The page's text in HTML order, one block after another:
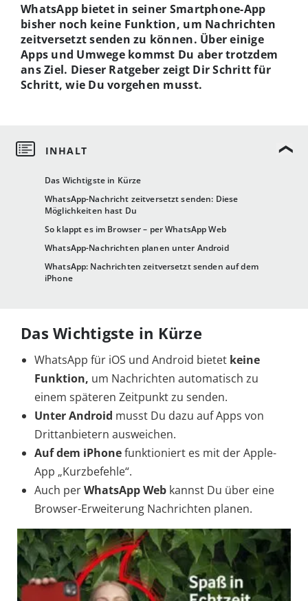
Das Wichtigste in Kürze
WhatsApp-Nachricht zeitversetzt senden: Diese
Möglichkeiten hast Du
So klappt es im Browser – per WhatsApp Web
WhatsApp-Nachrichten planen unter Android
WhatsApp: Nachrichten zeitversetzt senden auf dem
iPhone
WhatsApp bietet in seiner Smartphone-App
bisher noch keine Funktion, um Nachrichten
zeitversetzt senden zu können. Über einige
Apps und Umwege kommst Du aber trotzdem
ans Ziel. Dieser Ratgeber zeigt Dir Schritt für
Schritt, wie Du vorgehen musst.
Das Wichtigste in Kürze
WhatsApp für iOS und Android bietet keine
Funktion, um Nachrichten automatisch zu
einem späteren Zeitpunkt zu senden.
Unter Android musst Du dazu auf Apps von
Drittanbietern ausweichen.
Auf dem iPhonefunktioniert es mit der Apple-
App „Kurzbefehle“.
Auch perWhatsApp Web kannst Du über eine
Browser-Erweiterung Nachrichten planen.